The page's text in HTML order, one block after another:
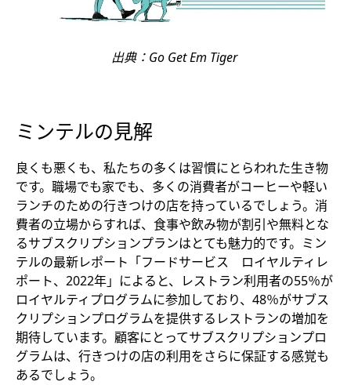
出典：Go Get Em Tiger
ミンテルの見解
良くも悪くも、私たちの多くは習慣にとらわれた生き物
です。職場でも家でも、多くの消費者がコーヒーや軽い
ランチのための行きつけの店を持っているでしょう。消
費者の立場からすれば、食事や飲み物が割引や無料とな
るサブスクリプションプランはとても魅力的です。ミン
テルの最新レポート「フードサービス ロイヤルティレ
ポート、2022年」によると、レストラン利用者の55％が
ロイヤルティプログラムに参加しており、48％がサブス
クリプションプログラムを提供するレストランの増加を
期待しています。顧客にとってサブスクリプションプロ
グラムは、行きつけの店の利用をさらに保証する感覚も
あるでしょう。